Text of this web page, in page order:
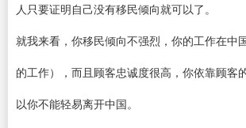
人只要证明自己没有移民倾向就可以了。
就我来看，你移民倾向不强烈，你的工作在中
的工作），而且顾客忠诚度很高，你依靠顾客
以你不能轻易离开中国。